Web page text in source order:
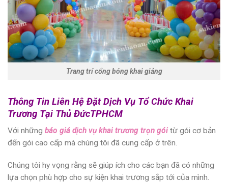
Trang trí cổng bóng khai giảng
Thông Tin Liên Hệ Đặt Dịch Vụ Tổ Chức Khai
Trương Tại Thủ ĐứcTPHCM
Với những báo giá dịch vụ khai trương trọn gói từ gói cơ bản
đến gói cao cấp mà chúng tôi đã cung cấp ở trên.
Chúng tôi hy vọng rằng sẽ giúp ích cho các bạn đã có những
lựa chọn phù hợp cho sự kiện khai trương sắp tới của mình.